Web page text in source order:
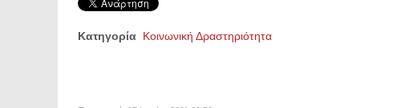
Κατηγορία Κοινωνική Δραστηριότητα